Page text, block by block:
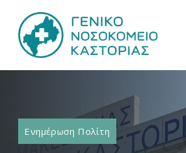
περιεχόμενο
Ενημέρωση Πολίτη